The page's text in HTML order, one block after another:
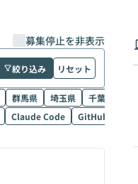
募集停止を非表示
絞り込み リセット
群馬県 埼玉県 千葉県
Claude Code GitHub